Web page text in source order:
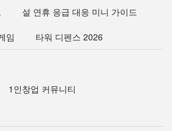
설 연휴 응급 대응 미니 가이드
임 타워 디펜스 2026
1인창업 커뮤니티